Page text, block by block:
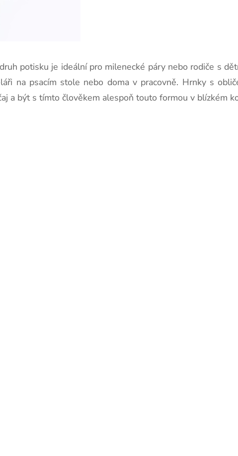
potisku je ideální pro milenecké páry nebo rodiče s
na psacím stole nebo doma v pracovně. Hrnky s
a být s tímto člověkem alespoň touto formou v blízkém